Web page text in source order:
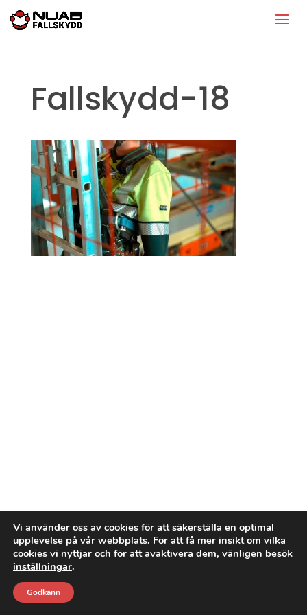
Fallskydd-18
Vi använder oss av cookies för att säkerställa en optimal
upplevelse på vår webbplats. För att få mer insikt om vilka
cookies vi nyttjar och för att avaktivera dem, vänligen besök
inställningar.
Godkänn